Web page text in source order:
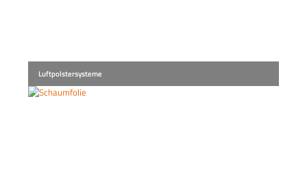
Luftpolstersysteme